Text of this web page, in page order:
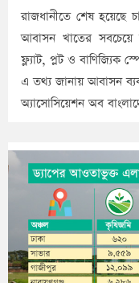
রাজধানীতে শেষ হয়েছে
আবাসন খাতের
ফ্ল্যাট, প্লট ও বাণিজ্যিক
এ তথ্য জানায় আবাসন
অ্যাসোসিয়েশন অব